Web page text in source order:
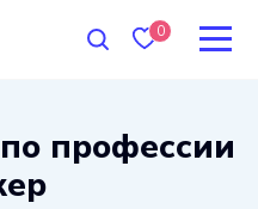
0
профессии